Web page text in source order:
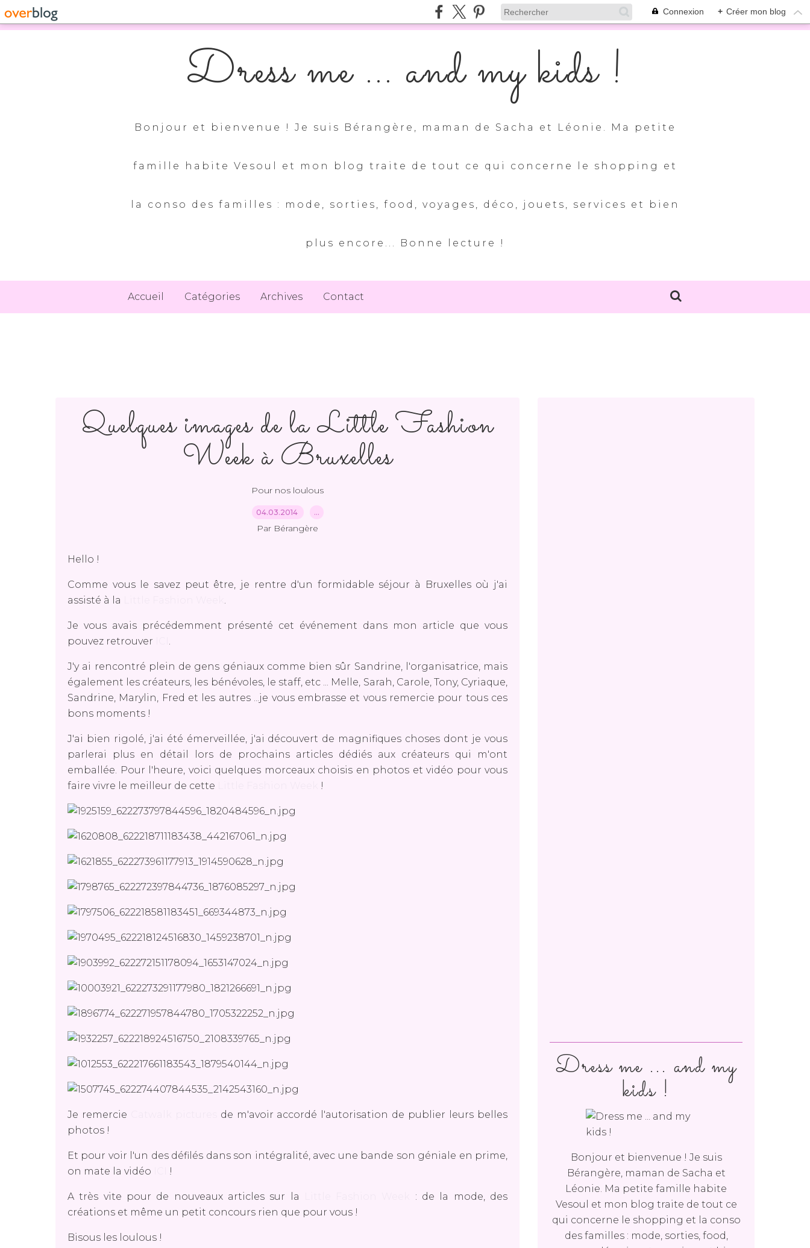
Connexion + Créer mon blog
Dress me ... and my kids !
Bonjour et bienvenue ! Je suis Bérangère, maman de Sacha et Léonie. Ma petite
famille habite Vesoul et mon blog traite de tout ce qui concerne le shopping et
la conso des familles : mode, sorties, food, voyages, déco, jouets, services et bien
plus encore... Bonne lecture !
Accueil Catégories Archives Contact
Quelques images de la Little Fashion
Week à Bruxelles
Pour nos loulous
04.03.2014 …
Par Bérangère
Hello !
Comme vous le savez peut être, je rentre d'un formidable séjour à Bruxelles où j'ai
assisté à la
.
Je vous avais précédemment présenté cet événement dans mon article que vous
pouvez retrouver
.
J'y ai rencontré plein de gens géniaux comme bien sûr Sandrine, l'organisatrice, mais
également les créateurs, les bénévoles, le staff, etc ... Melle, Sarah, Carole, Tony, Cyriaque,
Sandrine, Marylin, Fred et les autres ...je vous embrasse et vous remercie pour tous ces
bons moments !
J'ai bien rigolé, j'ai été émerveillée, j'ai découvert de magnifiques choses dont je vous
parlerai plus en détail lors de prochains articles dédiés aux créateurs qui m'ont
emballée. Pour l'heure, voici quelques morceaux choisis en photos et vidéo pour vous
faire vivre le meilleur de cette
!
Je remercie
de m'avoir accordé l'autorisation de publier leurs belles
photos !
Et pour voir l'un des défilés dans son intégralité, avec une bande son géniale en prime,
on mate la vidéo
!
A très vite pour de nouveaux articles sur la
: de la mode, des
créations et même un petit concours rien que pour vous !
Bisous les loulous !
Dress me ... and my
kids !
Bonjour et bienvenue ! Je suis
Bérangère, maman de Sacha et
Léonie. Ma petite famille habite
Vesoul et mon blog traite de tout ce
qui concerne le shopping et la conso
des familles : mode, sorties, food,